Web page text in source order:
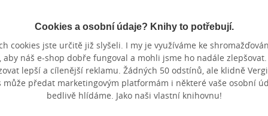
Nedostupné Nedostupné
Cookies a osobní údaje? Knihy to potřebují.
cookies jste určitě již slyšeli. I my je využíváme ke
aby náš e-shop dobře fungoval a mohli jsme ho nadále zlepšovat.
lepší a cílenější reklamu. Žádných 50 odstínů, ale klidně
může předat marketingovým platformám i některé vaše osobní
bedlivě hlídáme. Jako naši vlastní knihovnu!